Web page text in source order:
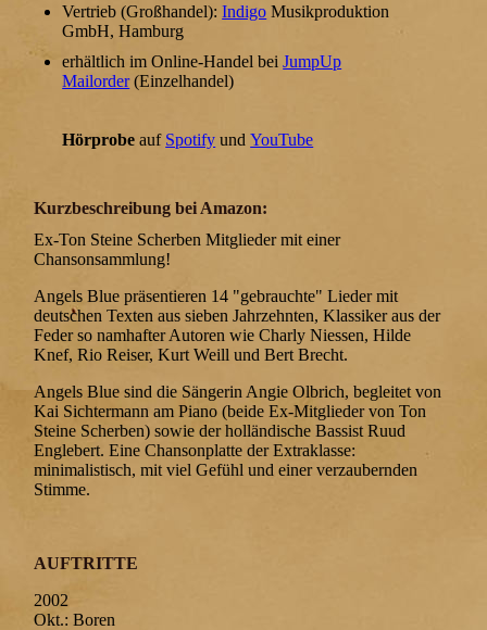
Vertrieb (Großhandel):Indigo Musikproduktion
GmbH, Hamburg
erhältlich im Online-Handel beiJumpUp
Mailorder(Einzelhandel)
Hörprobe auf Spotify undYouTube
Kurzbeschreibung bei Amazon:
Ex-Ton Steine Scherben Mitglieder mit einer
Chansonsammlung!
Angels Blue präsentieren 14 "gebrauchte" Lieder mit
deutschen Texten aus sieben Jahrzehnten, Klassiker aus der
Feder so namhafter Autoren wie Charly Niessen, Hilde
Knef, Rio Reiser, Kurt Weill und Bert Brecht.
Angels Blue sind die Sängerin Angie Olbrich, begleitet von
Kai Sichtermann am Piano (beide Ex-Mitglieder von Ton
Steine Scherben) sowie der holländische Bassist Ruud
Englebert. Eine Chansonplatte der Extraklasse:
minimalistisch, mit viel Gefühl und einer verzaubernden
Stimme.
AUFTRITTE
2002
Okt.: Boren